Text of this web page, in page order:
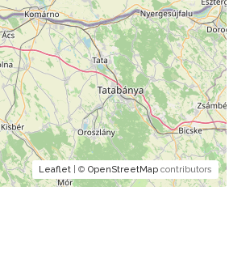
Leaflet| © OpenStreetMapcontributors